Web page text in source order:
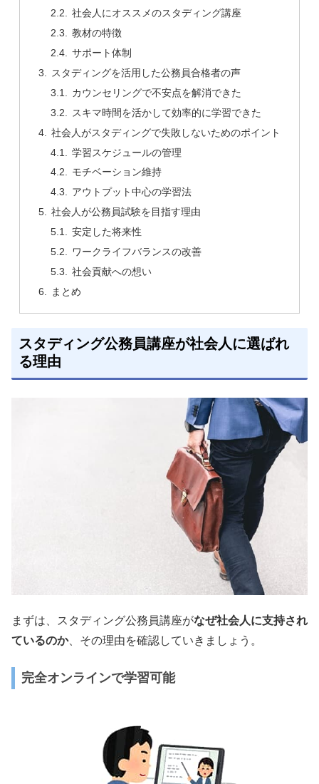
社会人にオススメのスタディング講座
教材の特徴
サポート体制
スタディングを活用した公務員合格者の声
カウンセリングで不安点を解消できた
スキマ時間を活かして効率的に学習できた
社会人がスタディングで失敗しないためのポイント
学習スケジュールの管理
モチベーション維持
アウトプット中心の学習法
社会人が公務員試験を目指す理由
安定した将来性
ワークライフバランスの改善
社会貢献への想い
まとめ
スタディング公務員講座が社会人に選ばれ
る理由
まずは、スタディング公務員講座がなぜ社会人に支持され
ているのか、その理由を確認していきましょう。
完全オンラインで学習可能